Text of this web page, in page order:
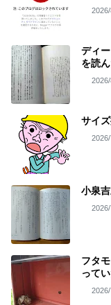
ディ
を読
2026/
サイ
小泉
フタ
って